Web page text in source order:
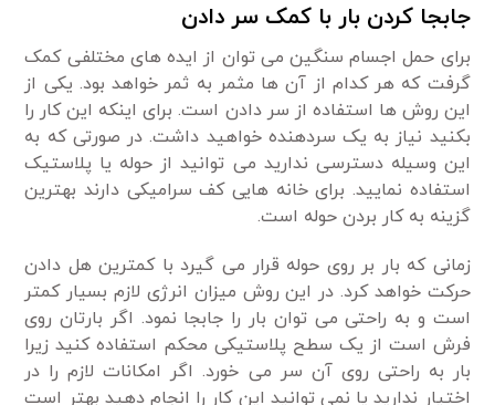
جابجا کردن بار با کمک سر دادن
برای حمل اجسام سنگین می توان از ایده های مختلفی کمک
گرفت که هر کدام از آن ها مثمر به ثمر خواهد بود. یکی از
این روش ها استفاده از سر دادن است. برای اینکه این کار را
بکنید نیاز به یک سردهنده خواهید داشت. در صورتی که به
این وسیله دسترسی ندارید می توانید از حوله یا پلاستیک
استفاده نمایید. برای خانه هایی کف سرامیکی دارند بهترین
گزینه به کار بردن حوله است.
زمانی که بار بر روی حوله قرار می گیرد با کمترین هل دادن
حرکت خواهد کرد. در این روش میزان انرژی لازم بسیار کمتر
است و به راحتی می توان بار را جابجا نمود. اگر بارتان روی
فرش است از یک سطح پلاستیکی محکم استفاده کنید زیرا
بار به راحتی روی آن سر می خورد. اگر امکانات لازم را در
اختیار ندارید یا نمی توانید این کار را انجام دهید بهتر است